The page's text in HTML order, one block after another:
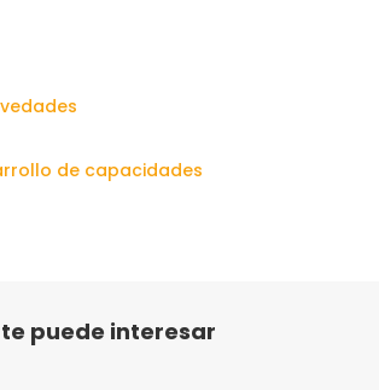
de capacidades
puede interesar